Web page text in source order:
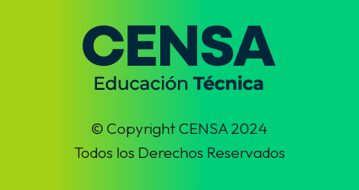
© Copyright CENSA 2024
Todos los Derechos Reservados